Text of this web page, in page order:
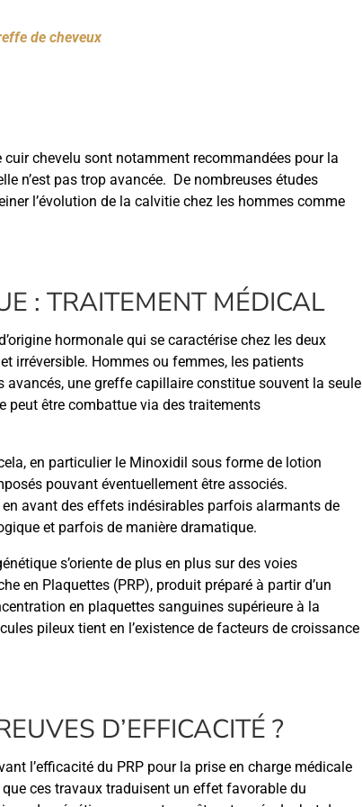
de cheveux
chevelu sont notamment recommandées pour la
n’est pas trop avancée. De nombreuses études
l’évolution de la calvitie chez les hommes comme
: TRAITEMENT MÉDICAL
hormonale qui se caractérise chez les deux
irréversible. Hommes ou femmes, les patients
une greffe capillaire constitue souvent la seule
peut être combattue via des traitements
en particulier le Minoxidil sous forme de lotion
pouvant éventuellement être associés.
avant des effets indésirables parfois alarmants de
et parfois de manière dramatique.
s’oriente de plus en plus sur des voies
en Plaquettes (PRP), produit préparé à partir d’un
en plaquettes sanguines supérieure à la
pileux tient en l’existence de facteurs de croissance
D’EFFICACITÉ ?
l’efficacité du PRP pour la prise en charge médicale
ces travaux traduisent un effet favorable du